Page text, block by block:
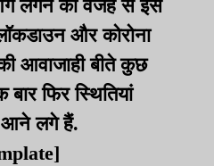
लगने की वजह से इस
और कोरोना
आवाजाही बीते कुछ
फिर स्थितियां
आने लगे हैं.